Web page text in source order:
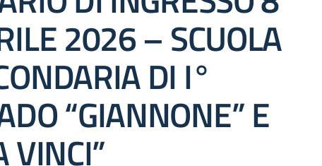
2026 – SCUOLA
DI I°
“GIANNONE” E
VINCI”